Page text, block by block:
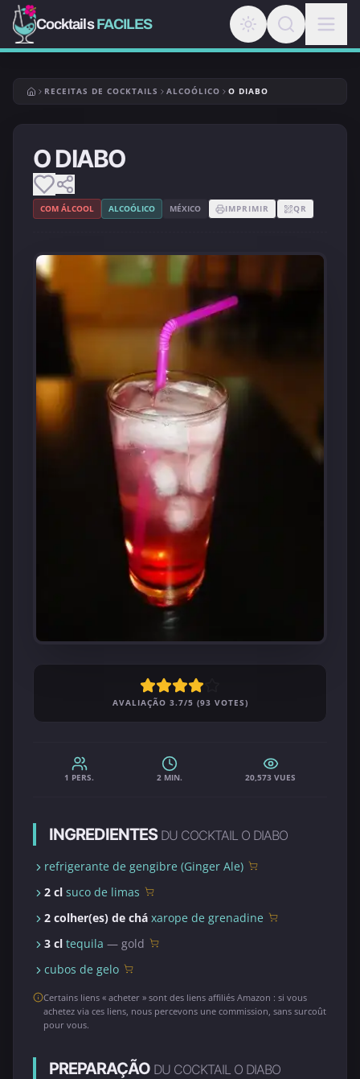
CocktailsFACILES
RECEITAS DE COCKTAILS ALCOÓLICO O DIABO
O DIABO
COM ÁLCOOL ALCOÓLICO MÉXICO IMPRIMIR QR
AVALIAÇÃO 3.7/5 (93 VOTES)
1 PERS. 2 MIN. 20,573 VUES
INGREDIENTES DU COCKTAIL O DIABO
refrigerante de gengibre (Ginger Ale)
2 cl suco de limas
2 colher(es) de chá xarope de grenadine
3 cl tequila — gold
cubos de gelo
Certains liens « acheter » sont des liens affiliés Amazon : si vous
achetez via ces liens, nous percevons une commission, sans surcoût
pour vous.
PREPARAÇÃO DU COCKTAIL O DIABO